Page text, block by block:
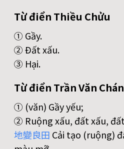
Từ điển Thiều Chửu
① Gầy.
② Ðất xấu.
③ Hại.
Từ điển Trần Văn
① (văn) Gầy yếu;
② Ruộng xấu, đất xấu,
地變良田 Cải tạo (ruộng)